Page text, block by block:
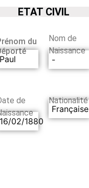
ETAT CIVIL
du
Paul
Nom de
Naissance
-
de
16/02/1880
Nationalité
Française